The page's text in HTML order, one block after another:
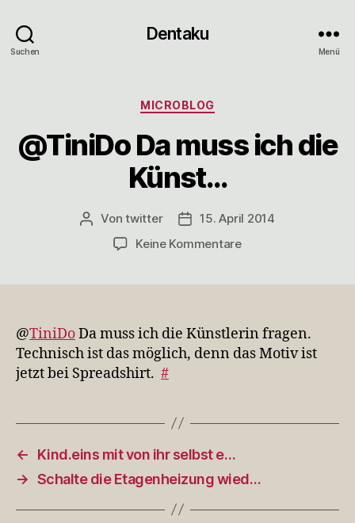
Suchen
Dentaku
Menü
Kategorien
MICROBLOG
@TiniDo Da muss ich die
Künst…
Beitragsautor
Vontwitter Veröffentlichungsdatum
15. April 2014
Keine Kommentarezu
die
Künst…
@TiniDoDa muss ich die Künstlerin fragen.
Technisch ist das möglich, denn das Motiv ist
jetzt bei Spreadshirt. #
←
Kind.eins mit von ihr selbst e…
→ Schalte die Etagenheizung wied…